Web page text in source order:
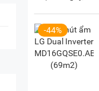
-44%